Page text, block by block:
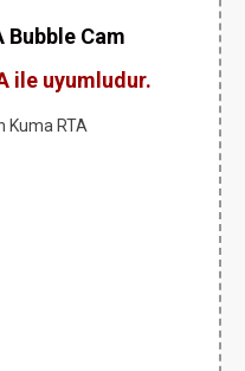
Bubble Cam
ile uyumludur.
Kuma RTA